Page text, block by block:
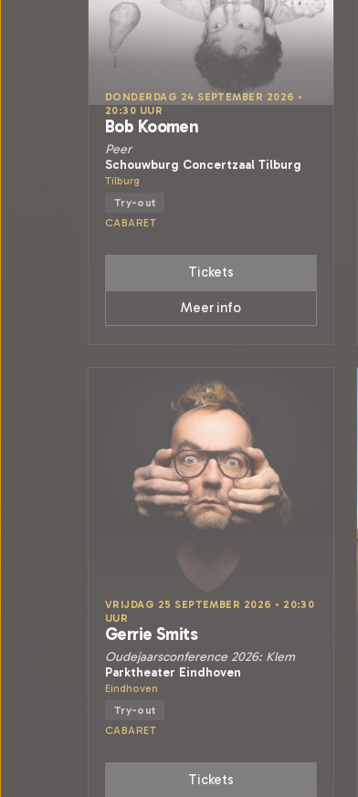
DONDERDAG 24 SEPTEMBER 2026 •
20:30 UUR
Bob Koomen
Peer
Schouwburg Concertzaal Tilburg
Tilburg
Try-out
CABARET
Tickets
Meer info
VRIJDAG 25 SEPTEMBER 2026 • 20:30
UUR
Gerrie Smits
Oudejaarsconference 2026: Klem
Parktheater Eindhoven
Eindhoven
Try-out
CABARET
Tickets